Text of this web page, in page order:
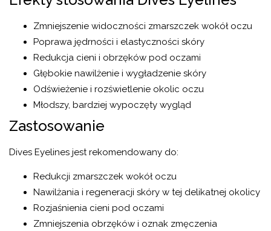
Zmniejszenie widoczności zmarszczek wokół oczu
Poprawa jędrności i elastyczności skóry
Redukcja cieni i obrzęków pod oczami
Głębokie nawilżenie i wygładzenie skóry
Odświeżenie i rozświetlenie okolic oczu
Młodszy, bardziej wypoczęty wygląd
Zastosowanie
Dives Eyelines jest rekomendowany do:
Redukcji zmarszczek wokół oczu
Nawilżania i regeneracji skóry w tej delikatnej okolicy
Rozjaśnienia cieni pod oczami
Zmniejszenia obrzęków i oznak zmęczenia